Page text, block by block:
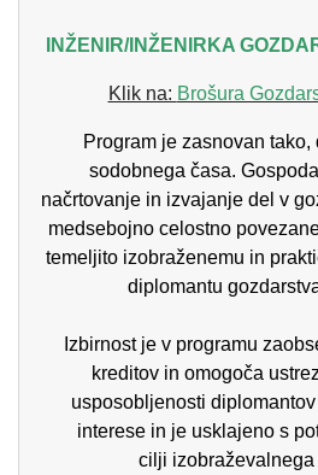
INŽENIR/INŽENIRKA
Klik na: Brošura
Program je zasnovan tako,
sodobnega časa.
načrtovanje in izvajanje del v
medsebojno celostno
temeljito izobraženemu in
diplomantu
Izbirnost je v programu
kreditov in omogoča
usposobljenosti
interese in je usklajeno s
cilji izobraževalnega